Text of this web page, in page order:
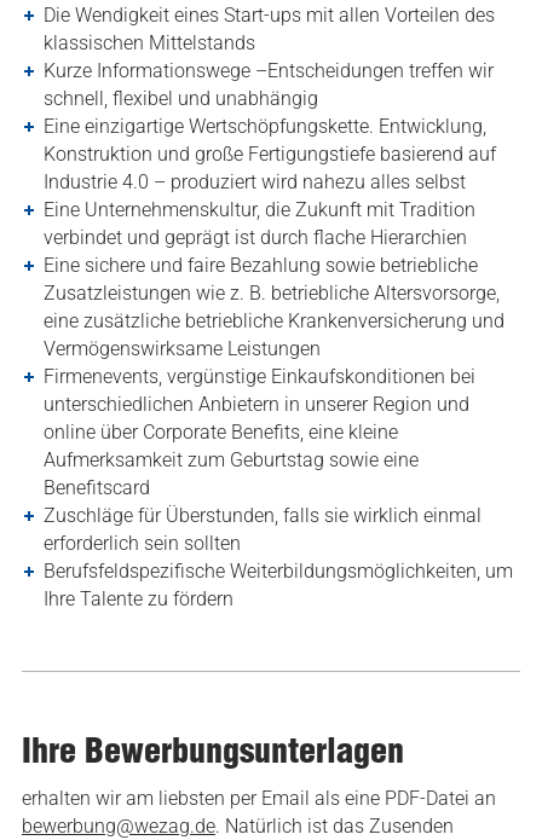
Die Wendigkeit eines Start-ups mit allen Vorteilen des
klassischen Mittelstands
Kurze Informationswege –Entscheidungen treffen wir
schnell, flexibel und unabhängig
Eine einzigartige Wertschöpfungskette. Entwicklung,
Konstruktion und große Fertigungstiefe basierend auf
Industrie 4.0 – produziert wird nahezu alles selbst
Eine Unternehmenskultur, die Zukunft mit Tradition
verbindet und geprägt ist durch flache Hierarchien
Eine sichere und faire Bezahlung sowie betriebliche
Zusatzleistungen wie z. B. betriebliche Altersvorsorge,
eine zusätzliche betriebliche Krankenversicherung und
Vermögenswirksame Leistungen
Firmenevents, vergünstige Einkaufskonditionen bei
unterschiedlichen Anbietern in unserer Region und
online über Corporate Benefits, eine kleine
Aufmerksamkeit zum Geburtstag sowie eine
Benefitscard
Zuschläge für Überstunden, falls sie wirklich einmal
erforderlich sein sollten
Berufsfeldspezifische Weiterbildungsmöglichkeiten, um
Ihre Talente zu fördern
Ihre Bewerbungsunterlagen
erhalten wir am liebsten per Email als eine PDF-Datei an
bewerbung@wezag.de. Natürlich ist das Zusenden